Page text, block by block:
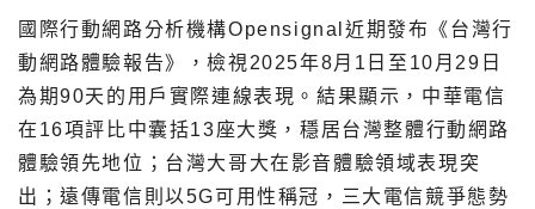
國際行動網路分析機構Opensignal近期發布《台灣行
動網路體驗報告》，檢視2025年8月1日至10月29日
為期90天的用戶實際連線表現。結果顯示，中華電信
在16項評比中囊括13座大獎，穩居台灣整體行動網路
體驗領先地位；台灣大哥大在影音體驗領域表現突
出；遠傳電信則以5G可用性稱冠，三大電信競爭態勢